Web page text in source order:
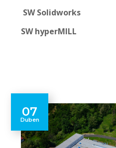
SW Solidworks
SW hyperMILL
07
Duben